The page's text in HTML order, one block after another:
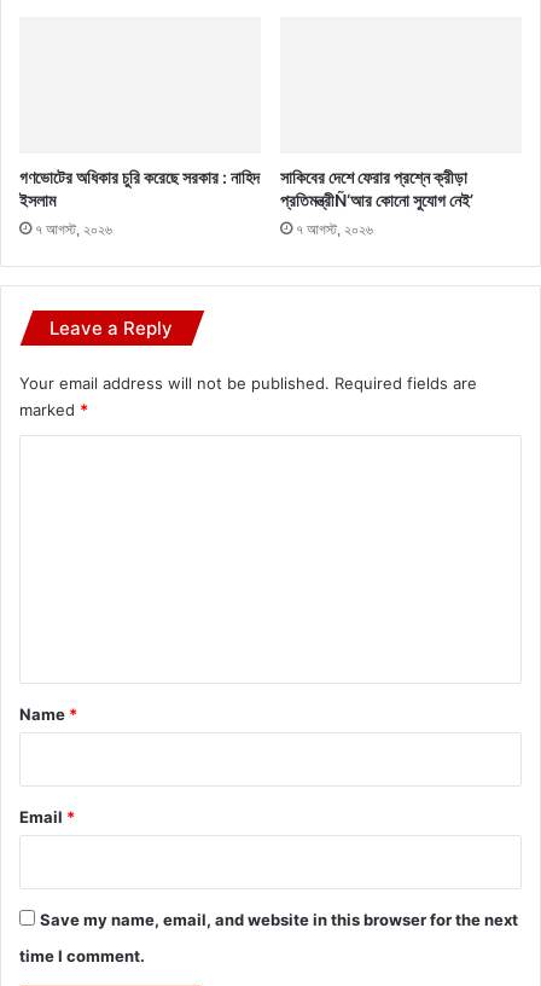
গণভোটের অধিকার চুরি করেছে সরকার : নাহিদ
ইসলাম
৭ আগস্ট, ২০২৬
সাকিবের দেশে ফেরার প্রশ্নে ক্রীড়া
প্রতিমন্ত্রীÑ‘আর কোনো সুযোগ নেই’
৭ আগস্ট, ২০২৬
Leave a Reply
Your email address will not be published. Required fields are
marked *
*
Name *
Email *
Save my name, email, and website in this browser for the next
time I comment.